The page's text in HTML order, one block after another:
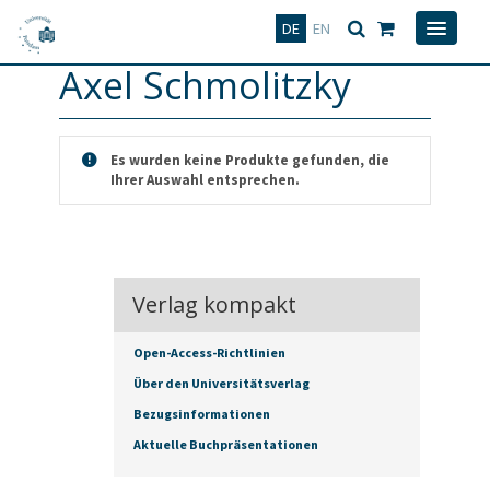
DE EN
Deutsch
Axel Schmolitzky
Es wurden keine Produkte gefunden, die
Ihrer Auswahl entsprechen.
Verlag kompakt
Open-Access-Richtlinien
Über den Universitätsverlag
Bezugsinformationen
Aktuelle Buchpräsentationen